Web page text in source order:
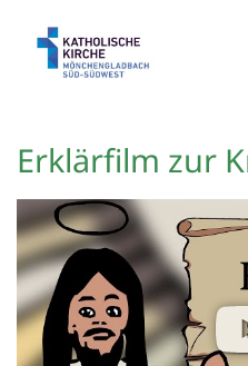
Erklärfilm zur